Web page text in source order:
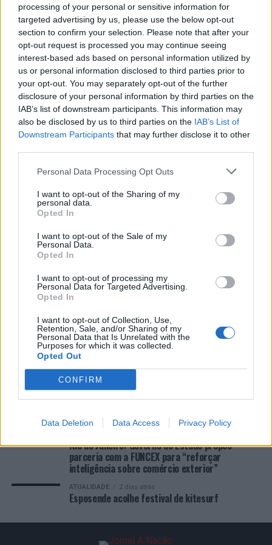
processing of your personal or sensitive information for
targeted advertising by us, please use the below opt-out
section to confirm your selection. Please note that after your
opt-out request is processed you may continue seeing
interest-based ads based on personal information utilized by
us or personal information disclosed to third parties prior to
your opt-out. You may separately opt-out of the further
disclosure of your personal information by third parties on the
IAB’s list of downstream participants. This information may
also be disclosed by us to third parties on the IAB’s List of
Downstream Participants that may further disclose it to other
Personal Data Processing Opt Outs
I want to opt-out of the Sharing of my
personal data.
Opted In
I want to opt-out of the Sale of my
Personal Data.
Opted In
I want to opt-out of processing my
Personal Data for Targeted Advertising.
Opted In
I want to opt-out of Collection, Use,
Retention, Sale, and/or Sharing of my
Personal Data that Is Unrelated with the
Purposes for which it was collected.
Opted Out
CONFIRM
Data Deletion Data Access Privacy Policy
ARTIGOS RECENTES
Covilhã: Especialista aponta investimento estrangeiro e
valorização imobiliária como motores do crescimento da
Beira Interior
Rio de Janeiro: Governo do Estado propõe parceria com a
Esposende acolhe festival de kitesurf
EMEC celebra a conclusão de mais um Curso de
e Gestão de Barcelos
COMENTÁRIOS RECENTES
ÚLTIMAS
ATUALIDADE
Covilhã: Especialista aponta investimento
estrangeiro e valorização imobiliária como
motores do crescimento da Beira Interior
Rio de Janeiro: Governo do Estado propõe
parceria com a FUNCEX para “reforçar
inteligência sobre comércio exterior”
ATUALIDADE 2 dias atrás
Esposende acolhe festival de kitesurf